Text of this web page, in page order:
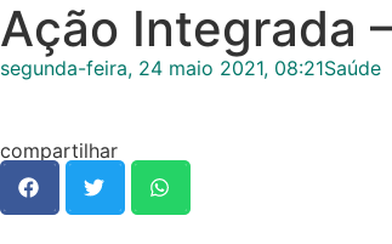
Ação Integrada
segunda-feira, 24 maio 2021, 08:21Saúde
compartilhar